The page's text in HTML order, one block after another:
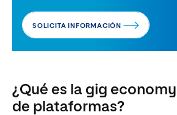
SOLICITA INFORMACIÓN
¿Qué es la gig
de plataformas?